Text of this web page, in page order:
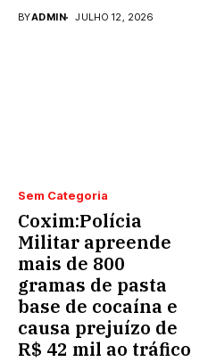
BYADMIN JULHO 12, 2026
Sem Categoria
Coxim:Polícia
Militar apreende
mais de 800
gramas de pasta
base de cocaína e
causa prejuízo de
R$ 42 mil ao tráfico